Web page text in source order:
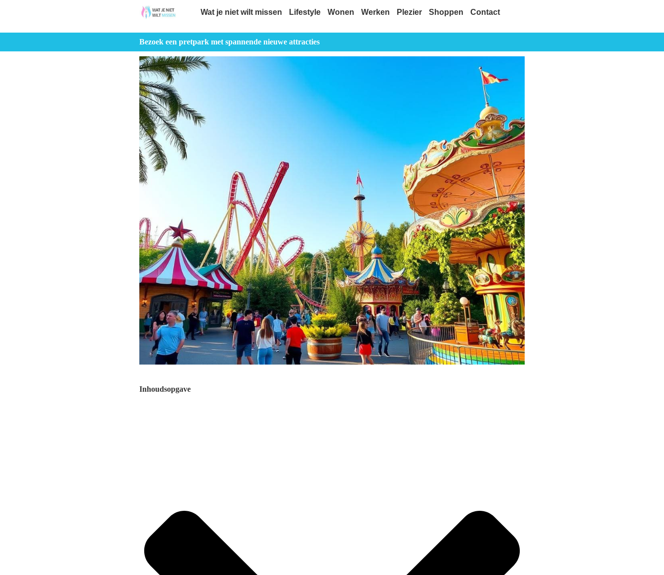
Wat je niet wilt missen Lifestyle Wonen Werken Plezier Shoppen Contact
Bezoek een pretpark met spannende nieuwe attracties
Inhoudsopgave